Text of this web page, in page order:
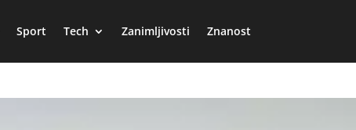
Sport Tech Zanimljivosti Znanost